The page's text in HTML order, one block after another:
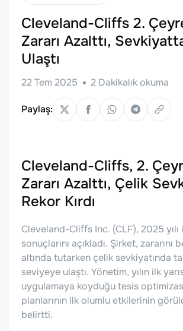
Cleveland-Cliffs 2.
Zararı Azalttı,
Ulaştı
22 Tem 2025 2 Dakikalık okuma
Paylaş:
Cleveland-Cliffs, 2.
Zararı Azalttı, Çelik
Rekor Kırdı
Cleveland-Cliffs Inc. (CLF), 2025
sonuçlarını açıkladı. Şirket, zararını
altında tutarken çelik sevkiyatında
seviyeye ulaştı. Yönetim, yılın ilk
uygulamaya koyduğu tesis
planlarının ilk olumlu etkilerinin
belirtti.